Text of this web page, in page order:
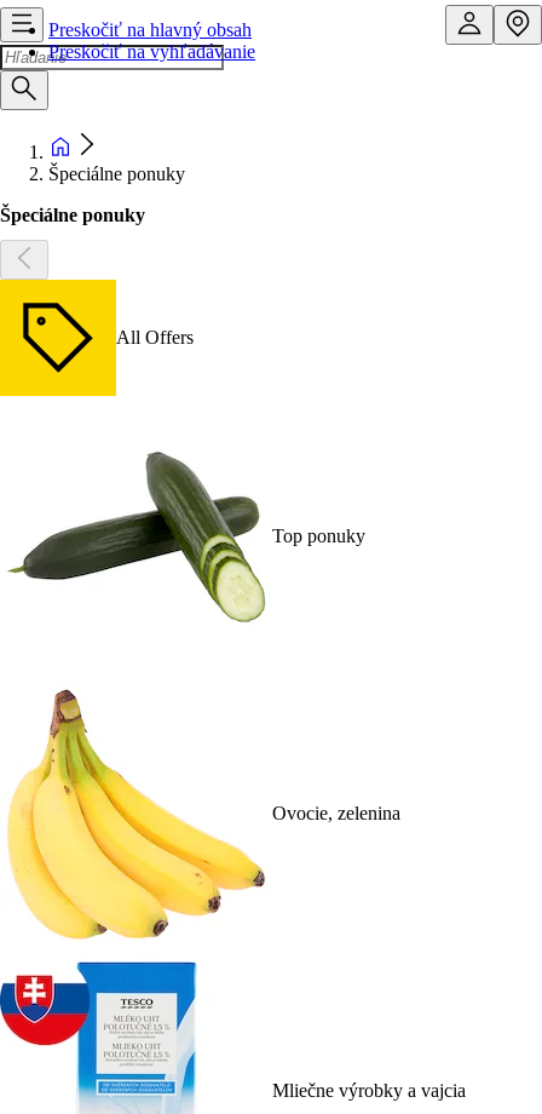
Preskočiť na hlavný obsah
Preskočiť na vyhľadávanie
Špeciálne ponuky
Špeciálne ponuky
All Offers
Top ponuky
Ovocie, zelenina
Mliečne výrobky a vajcia